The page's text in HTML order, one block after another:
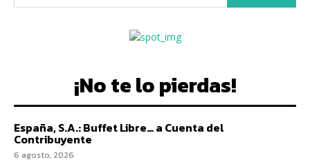
¡No te lo pierdas!
España, S.A.: Buffet Libre… a Cuenta del
Contribuyente
6 agosto, 2026